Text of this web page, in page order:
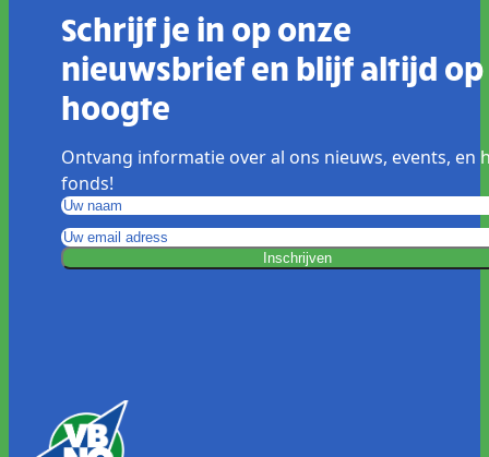
Schrijf je in op onze
nieuwsbrief en blijf altijd op
hoogte
Ontvang informatie over al ons nieuws, events, en
fonds!
Inschrijven